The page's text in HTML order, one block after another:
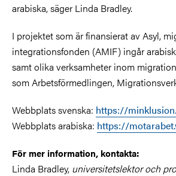
arabiska, säger Linda Bradley.
I projektet som är finansierat av Asyl,
integrationsfonden (AMIF) ingår
samt olika verksamheter inom
som Arbetsförmedlingen,
Webbplats svenska: https://
Webbplats arabiska: https://
För mer information, kontakta:
Linda Bradley, universitetslektor och